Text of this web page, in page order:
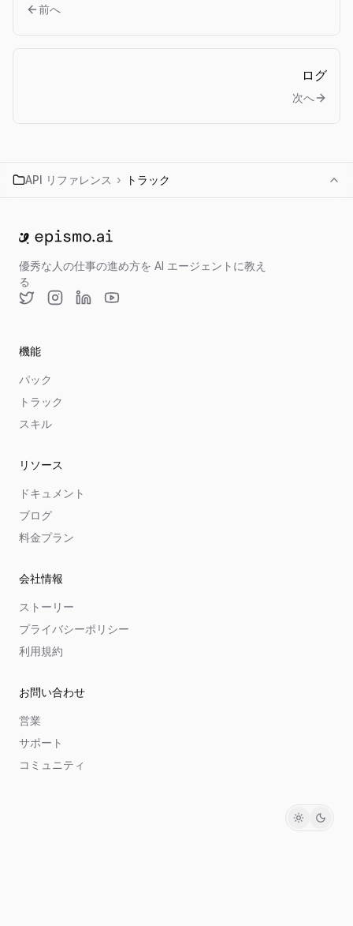
前へ
ログ
次へ
API リファレンス › トラック
優秀な人の仕事の進め方を AI エージェントに教え
る
機能
パック
トラック
スキル
リソース
ドキュメント
ブログ
料金プラン
会社情報
ストーリー
プライバシーポリシー
利用規約
お問い合わせ
営業
サポート
コミュニティ